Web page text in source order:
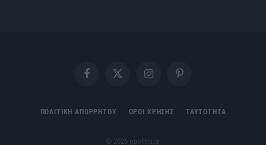
FacebookX
InstagramPinterest
ΠΟΛΙΤΙΚΗ ΑΠΟΡΡΗΤΟΥ ΟΡΟΙ ΧΡΗΣΗΣ ΤΑΥΤΟΤΗΤΑ
© 2026 opolitis.gr